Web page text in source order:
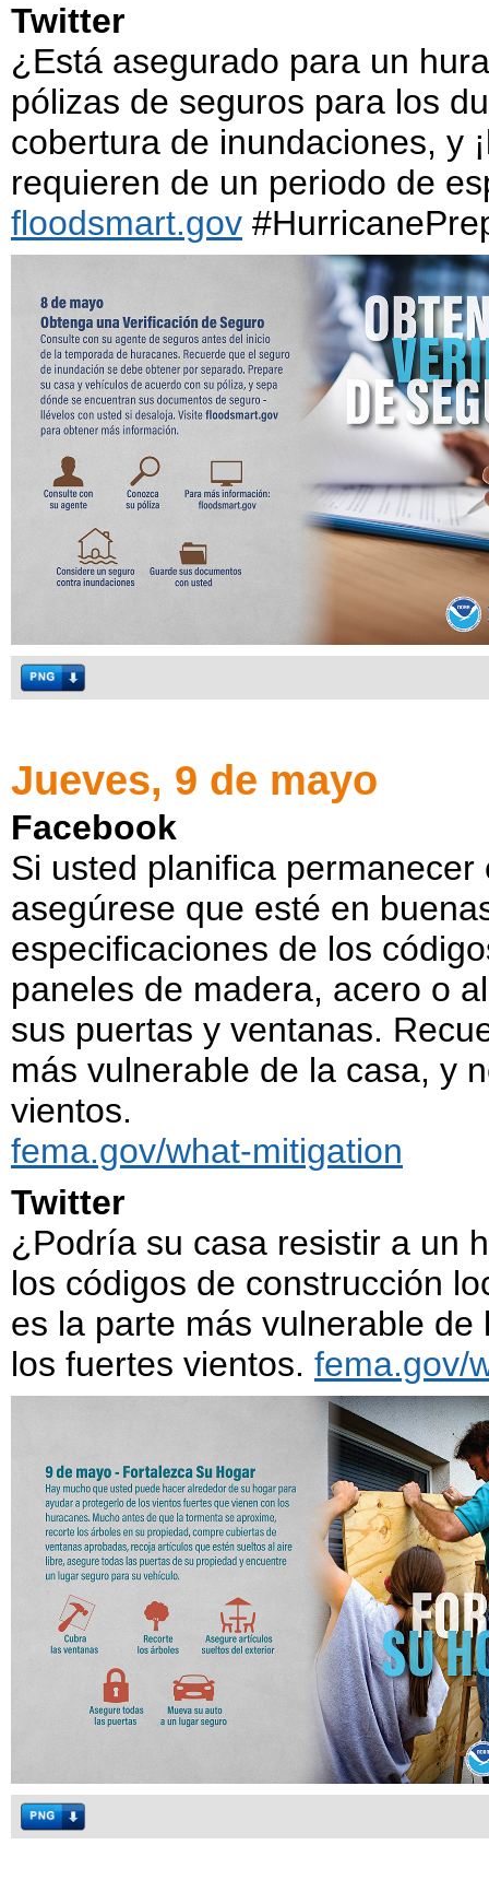
Twitter
¿Está asegurado para un
pólizas de seguros para los
cobertura de inundaciones, y
requieren de un periodo de
floodsmart.gov
Jueves, 9 de mayo
Facebook
Si usted planifica
asegúrese que esté en
especificaciones de los
paneles de madera, acero o
sus puertas y ventanas.
más vulnerable de la casa, y
vientos.
fema.gov/what-mitigation
Twitter
¿Podría su casa resistir a un
los códigos de construcción
es la parte más vulnerable
los fuertes vientos. fema.gov/